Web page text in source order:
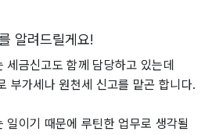
알려드릴게요!
세금신고도 함께 담당하고 있는데
부가세나 원천세 신고를 맡곤 합니다.
일이기 때문에 루틴한 업무로 생각될